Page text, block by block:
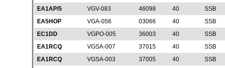
EA1AP/5
VGV-083 46098 40 SSB
EA5HOP
VGA-056 03066 40 SSB
EC1DD
VGPO-005 36003 40 SSB
EA1RCQ
VGSA-007 37015 40 SSB
EA1RCQ
VGSA-003 37005 40 SSB